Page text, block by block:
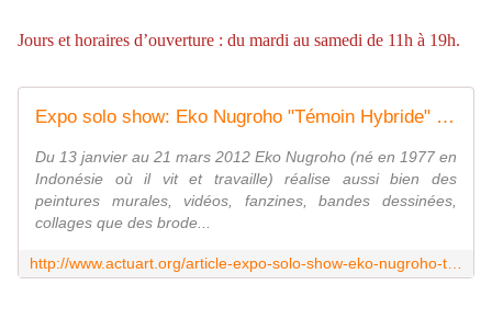
Jours et horaires d’ouverture : du mardi au samedi de 11h à 19h.
Expo solo show: Eko Nugroho "Témoin Hybride" - ACTUART by Eric SIMON
Du 13 janvier au 21 mars 2012 Eko Nugroho (né en 1977 en
Indonésie où il vit et travaille) réalise aussi bien des
peintures murales, vidéos, fanzines, bandes dessinées,
collages que des brode...